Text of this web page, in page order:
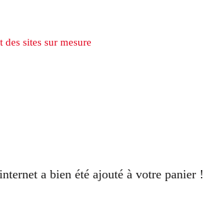
sites sur mesure
a bien été ajouté à votre panier !